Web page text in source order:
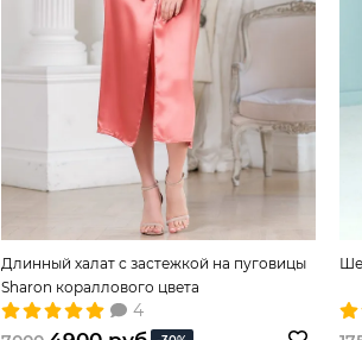
Длинный халат с застежкой на пуговицы
Sharon кораллового цвета
4